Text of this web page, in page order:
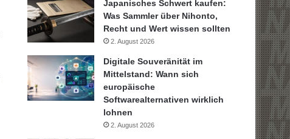
Japanisches Schwert kaufen:
Was Sammler über Nihonto,
Recht und Wert wissen sollten
2. August 2026
Digitale Souveränität im
Mittelstand: Wann sich
europäische
Softwarealternativen wirklich
lohnen
2. August 2026